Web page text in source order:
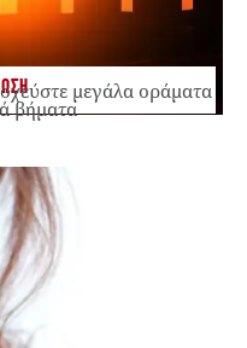
μεγάλα οράματα
βήματα